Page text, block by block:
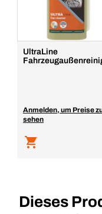
UltraLine
Anmelden, um Preise
sehen
Dieses